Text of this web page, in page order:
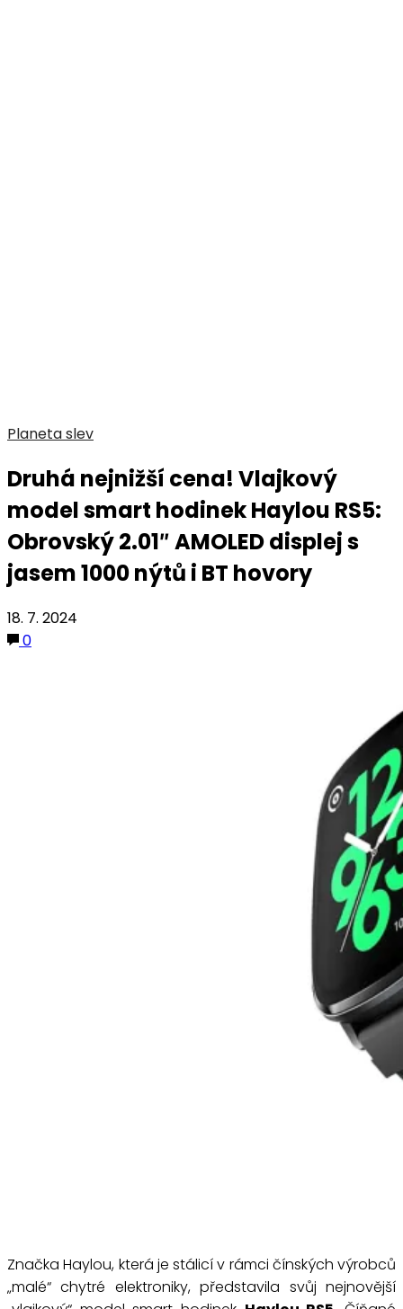
Planeta slev
Druhá nejnižší cena! Vlajkový
model smart hodinek Haylou RS5:
Obrovský 2.01″ AMOLED displej s
jasem 1000 nýtů i BT hovory
18. 7. 2024
0
Značka Haylou, která je stálicí v rámci čínských výrobců
„malé“ chytré elektroniky, představila svůj nejnovější